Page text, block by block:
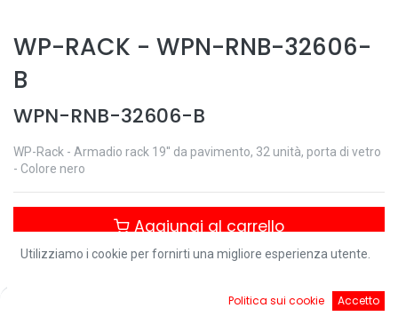
WP-RACK - WPN-RNB-32606-
B
WPN-RNB-32606-B
WP-Rack - Armadio rack 19'' da pavimento, 32 unità, porta di vetro
- Colore nero
Aggiungi al carrello
Utilizziamo i cookie per fornirti una migliore esperienza utente.
Politica sui cookie Accetto